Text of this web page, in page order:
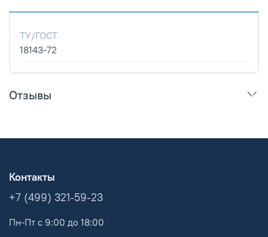
ТУ/ГОСТ
18143-72
Отзывы
Контакты
+7 (499) 321-59-23
Пн-Пт с 9:00 до 18:00